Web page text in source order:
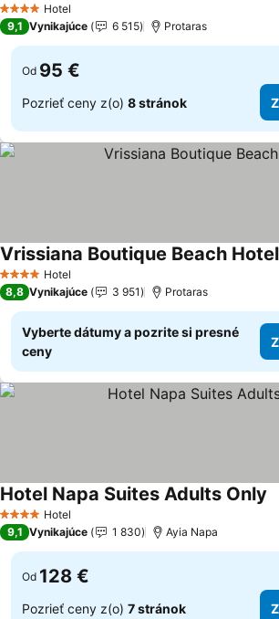
4 Počet hviezdičiek
Hotel
9,1 Vynikajúce 6 515 Protaras
Od 95 €
Pozrieť ceny z(o) 8 stránok
4 Počet hviezdičiek
Hotel
Vrissiana Boutique Beach Hotel
8,8 Vynikajúce 3 951 Protaras
Vyberte dátumy a pozrite si presné
ceny
4 Počet hviezdičiek
Hotel
Hotel Napa Suites Adults Only
9,1 Vynikajúce 1 830 Ayia Napa
Od 128 €
Pozrieť ceny z(o) 7 stránok